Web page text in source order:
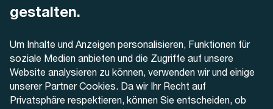
gestalten.
Um Inhalte und Anzeigen personalisieren, Funktionen für
soziale Medien anbieten und die Zugriffe auf unsere
Website analysieren zu können, verwenden wir und einige
unserer Partner Cookies. Da wir Ihr Recht auf
Privatsphäre respektieren, können Sie entscheiden, ob
4500 Solothurn
+41 32 622 37 22
Kontaktformular